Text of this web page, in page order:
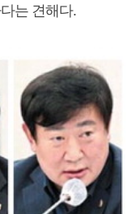
는 견해다.